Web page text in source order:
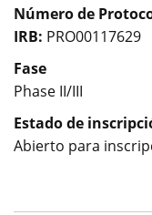
Número de
IRB: PRO00117629
Fase
Phase II/III
Estado de
Abierto para